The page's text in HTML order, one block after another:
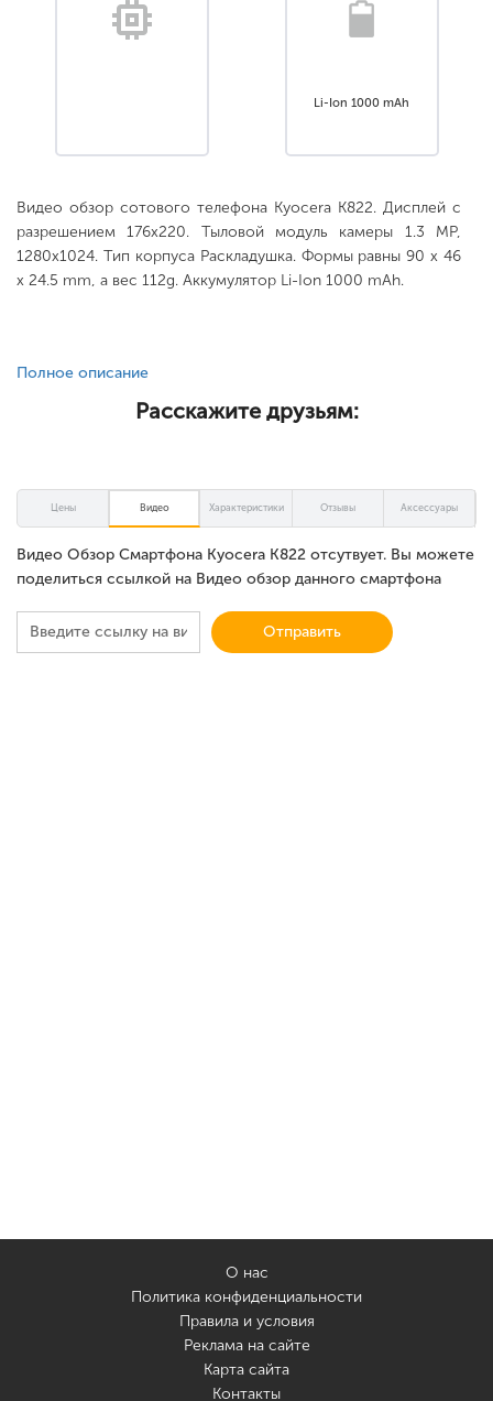
Li-Ion 1000 mAh
Видео обзор сотового телефона Kyocera K822. Дисплей с
разрешением 176x220. Тыловой модуль камеры 1.3 MP,
1280x1024. Тип корпуса Раскладушка. Формы равны 90 x 46
x 24.5 mm, а вес 112g. Аккумулятор Li-Ion 1000 mAh.
Полное описание
Расскажите друзьям:
Цены Видео Характеристики Отзывы Аксессуары
Видео Обзор Смартфона Kyocera K822 отсутвует. Вы можете
поделиться ссылкой на Видео обзор данного смартфона
Отправить
О нас
Политика конфиденциальности
Правила и условия
Реклама на сайте
Карта сайта
Контакты